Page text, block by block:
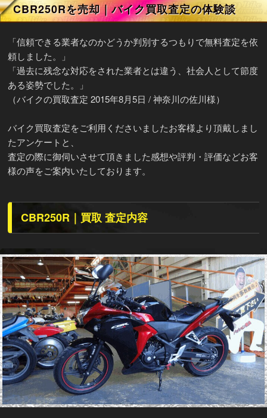
CBR250Rを売却｜バイク買取査定の体験談
「信頼できる業者なのかどうか判別するつもりで無料査定を依
頼しました。」
「過去に残念な対応をされた業者とは違う、社会人として節度
ある姿勢でした。」
（バイクの買取査定 2015年8月5日 / 神奈川の佐川様）
バイク買取査定をご利用くださいましたお客様より頂戴しまし
たアンケートと、
査定の際に御伺いさせて頂きました感想や評判・評価などお客
様の声をご案内いたしております。
CBR250R｜買取 査定内容